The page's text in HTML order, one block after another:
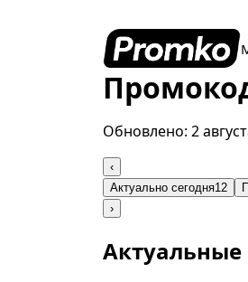
Обновлено: 2
‹
Актуально сегодня12
›